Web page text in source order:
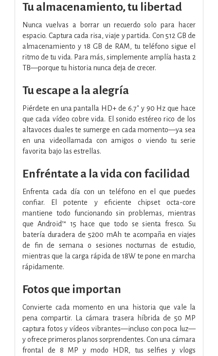
Tu almacenamiento, tu libertad
Nunca vuelvas a borrar un recuerdo solo para hacer
espacio. Captura cada risa, viaje y partida. Con 512 GB de
almacenamiento y 18 GB de RAM, tu teléfono sigue el
ritmo de tu vida. Para más, simplemente amplía hasta 2
TB—porque tu historia nunca deja de crecer.
Tu escape a la alegría
Piérdete en una pantalla HD+ de 6.7" y 90 Hz que hace
que cada vídeo cobre vida. El sonido estéreo rico de los
altavoces duales te sumerge en cada momento—ya sea
en una videollamada con amigos o viendo tu serie
favorita bajo las estrellas.
Enfréntate a la vida con facilidad
Enfrenta cada día con un teléfono en el que puedes
confiar. El potente y eficiente chipset octa-core
mantiene todo funcionando sin problemas, mientras
que Android™ 15 hace que todo se sienta fresco. Su
batería duradera de 5200 mAh te acompaña en viajes
de fin de semana o sesiones nocturnas de estudio,
mientras que la carga rápida de 18W te pone en marcha
rápidamente.
Fotos que importan
Convierte cada momento en una historia que vale la
pena compartir. La cámara trasera híbrida de 50 MP
captura fotos y vídeos vibrantes—incluso con poca luz—
y ofrece primeros planos sorprendentes. Con una cámara
frontal de 8 MP y modo HDR, tus selfies y vlogs